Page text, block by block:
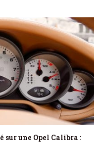
une Opel Calibra :